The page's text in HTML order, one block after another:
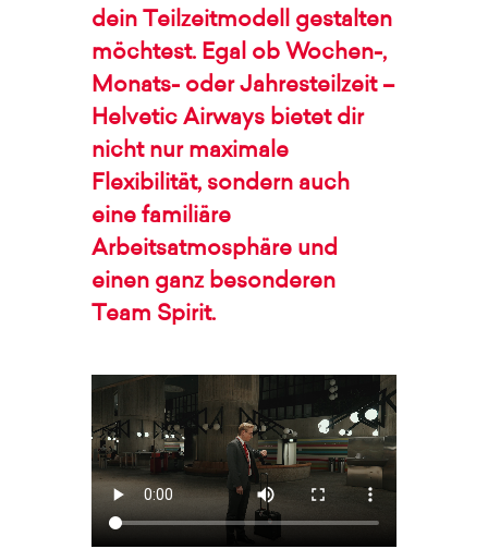
dein Teilzeitmodell gestalten
möchtest. Egal ob Wochen-,
Monats- oder Jahresteilzeit –
Helvetic Airways bietet dir
nicht nur maximale
Flexibilität, sondern auch
eine familiäre
Arbeitsatmosphäre und
einen ganz besonderen
Team Spirit.